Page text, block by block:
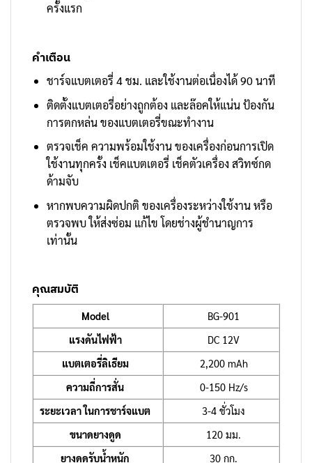
ครั้งแรก
คำเตือน
ชาร์จแบตเตอรี่ 4 ชม. และใช้งานต่อเนื่องได้ 90 นาที
ติดตั้งแบตเตอรี่อย่างถูกต้อง และล๊อคให้แน่น ป้องกัน
การตกหล่น ของแบตเตอรี่ขณะทำงาน
ตรวจเช็ค ความพร้อมใช้งาน ของเครื่องก่อนการเปิด
ใช้งานทุกครั้ง เช็คแบตเตอรี่ เช็คตัวเครื่อง สวิทซ์กด
ด้ามจับ
หากพบความผิดปกติ ของเครื่องระหว่างใช้งาน หรือ
ตรวจพบ ให้ส่งซ่อม แก้ไข โดยช่างผู้ชำนาญการ
เท่านั้น
คุณสมบัติ
Model
BG-901
แรงดันไฟฟ้า
DC 12V
แบตเตอรี่ลิเธียม
2,200 mAh
ความถี่การสั่น
0-150 Hz/s
ระยะเวลา ในการชาร์จแบต
3-4 ชั่วโมง
ขนาดยางดูด
120 มม.
ยางดูดรับน้ำหนัก
30 กก.